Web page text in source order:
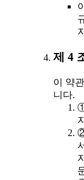
제 4
이 약
니다.